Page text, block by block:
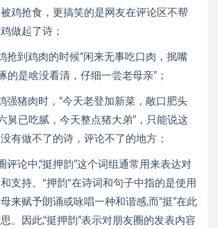
鸡抢食，更搞笑的是网友在评论区不帮
做起了诗；
抢到鸡肉的时候“闲来无事吃口肉，抿嘴
的是啥没看清，仔细一尝老母亲”；
强猪肉时，“今天老登加新菜，敞口肥头
舅已吃腻，今天整点猪大弟”，只能说这
有做不了的诗，评论不了的地方；
评论中,“挺押韵”这个词组通常用来表达对
支持。"押韵"在诗词和句子中指的是使用
来赋予朗诵或咏唱一种和谐感,而“挺”在此
。因此,“挺押韵”表示对朋友圈的发表内容